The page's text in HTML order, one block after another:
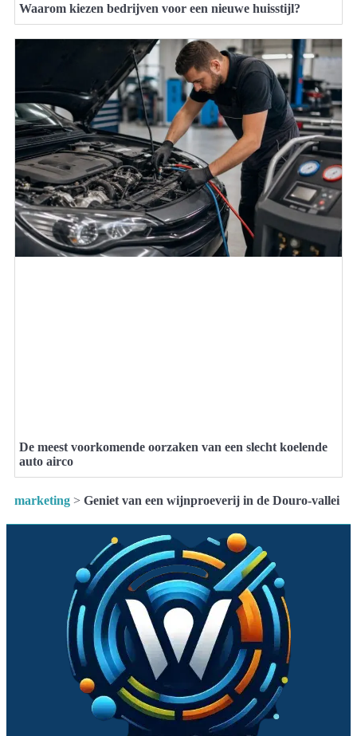
Waarom kiezen bedrijven voor een nieuwe huisstijl?
De meest voorkomende oorzaken van een slecht koelende
auto airco
marketing > Geniet van een wijnproeverij in de Douro-vallei